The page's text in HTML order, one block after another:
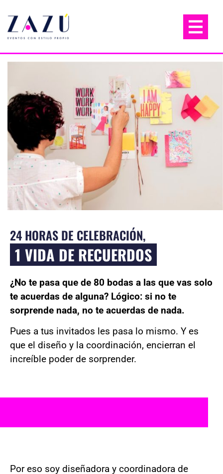
24 HORAS DE CELEBRACIÓN,
1 VIDA DE RECUERDOS
¿No te pasa que de 80 bodas a las que vas solo
te acuerdas de alguna? Lógico: si no te
sorprende nada, no te acuerdas de nada.
Pues a tus invitados les pasa lo mismo. Y es
que el diseño y la coordinación, encierran el
increíble poder de sorprender.
Por eso soy diseñadora y coordinadora de